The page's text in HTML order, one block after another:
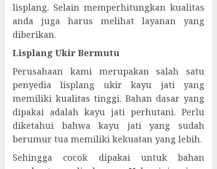
lisplang. Selain memperhitungkan kualitas
anda juga harus melihat layanan yang
diberikan.
Lisplang Ukir Bermutu
Perusahaan kami merupakan salah satu
penyedia lisplang ukir kayu jati yang
memiliki kualitas tinggi. Bahan dasar yang
dipakai adalah kayu jati perhutani. Perlu
diketahui bahwa kayu jati yang sudah
berumur tua memiliki kekuatan yang lebih.
Sehingga cocok dipakai untuk bahan